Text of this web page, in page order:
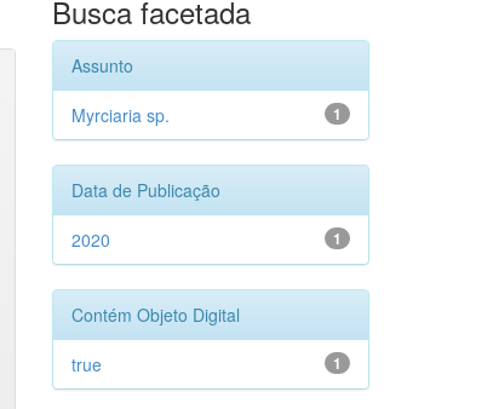
Busca facetada
Assunto
1
Myrciaria sp.
Data de Publicação
1
2020
Contém Objeto Digital
1
true